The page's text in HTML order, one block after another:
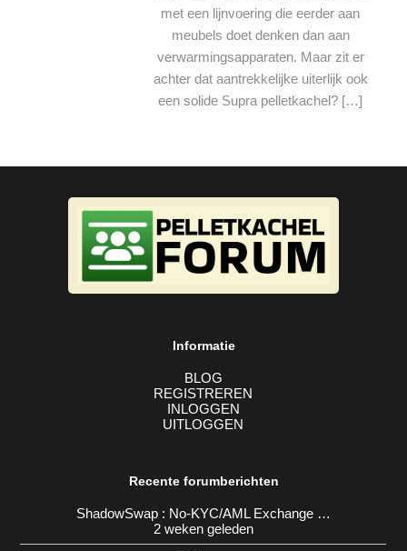
met een lijnvoering die eerder aan
meubels doet denken dan aan
verwarmingsapparaten. Maar zit er
achter dat aantrekkelijke uiterlijk ook
een solide Supra pelletkachel? […]
Informatie
BLOG
REGISTREREN
INLOGGEN
UITLOGGEN
Recente forumberichten
ShadowSwap : No-KYC/AML Exchange …
2 weken geleden